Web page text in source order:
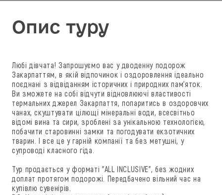
Опис туру
Любі дівчата! Запрошуємо вас у дводенну подорож
Закарпаттям, в якій відпочинок і оздоровлення ідеально
поєднані з відвіданням історичних і природних пам'яток.
Ви зможете на собі відчути відновлюючі властивості
термальних джерел Закарпаття, попаритись в оздоровчих
чанах, скуштувати цілющі мінеральні води, всесвітньо
відомі вина та сири, зроблені за унікальною технологією,
побачити старовинні замки та погодувати екзотичних
тварин. І все це у гарній компанії та без метушні, у
супроводі класного гіда.
Тур продається у форматі "ALL INCLUSIVE", без жодних
доплат протягом подорожі. Передбачено вільний час на
купівлю сувенірів.